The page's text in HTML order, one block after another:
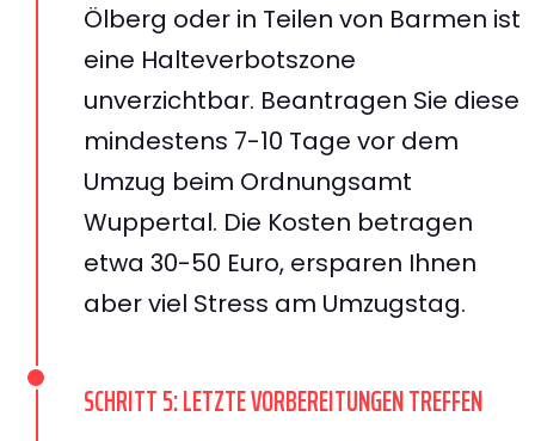
Ölberg oder in Teilen von Barmen ist
eine Halteverbotszone
unverzichtbar. Beantragen Sie diese
mindestens 7-10 Tage vor dem
Umzug beim Ordnungsamt
Wuppertal. Die Kosten betragen
etwa 30-50 Euro, ersparen Ihnen
aber viel Stress am Umzugstag.
SCHRITT 5: LETZTE VORBEREITUNGEN TREFFEN